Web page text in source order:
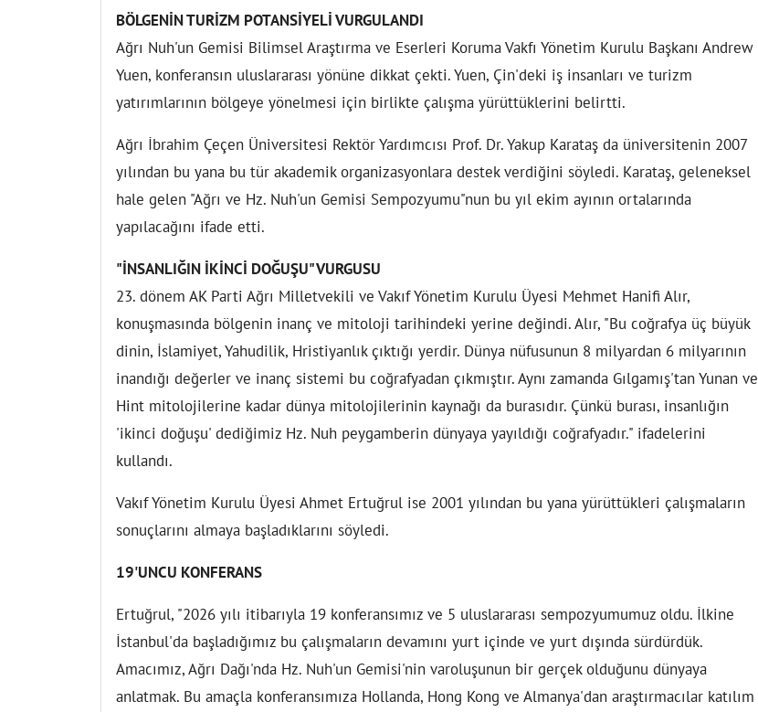
BÖLGENİN TURİZM POTANSİYELİ VURGULANDI
Ağrı Nuh'un Gemisi Bilimsel Araştırma ve Eserleri Koruma Vakfı Yönetim Kurulu Başkanı Andrew
Yuen, konferansın uluslararası yönüne dikkat çekti. Yuen, Çin'deki iş insanları ve turizm
yatırımlarının bölgeye yönelmesi için birlikte çalışma yürüttüklerini belirtti.
Ağrı İbrahim Çeçen Üniversitesi Rektör Yardımcısı Prof. Dr. Yakup Karataş da üniversitenin 2007
yılından bu yana bu tür akademik organizasyonlara destek verdiğini söyledi. Karataş, geleneksel
hale gelen "Ağrı ve Hz. Nuh'un Gemisi Sempozyumu"nun bu yıl ekim ayının ortalarında
yapılacağını ifade etti.
"İNSANLIĞIN İKİNCİ DOĞUŞU" VURGUSU
23. dönem AK Parti Ağrı Milletvekili ve Vakıf Yönetim Kurulu Üyesi Mehmet Hanifi Alır,
konuşmasında bölgenin inanç ve mitoloji tarihindeki yerine değindi. Alır, "Bu coğrafya üç büyük
dinin, İslamiyet, Yahudilik, Hristiyanlık çıktığı yerdir. Dünya nüfusunun 8 milyardan 6 milyarının
inandığı değerler ve inanç sistemi bu coğrafyadan çıkmıştır. Aynı zamanda Gılgamış'tan Yunan ve
Hint mitolojilerine kadar dünya mitolojilerinin kaynağı da burasıdır. Çünkü burası, insanlığın
'ikinci doğuşu' dediğimiz Hz. Nuh peygamberin dünyaya yayıldığı coğrafyadır." ifadelerini
kullandı.
Vakıf Yönetim Kurulu Üyesi Ahmet Ertuğrul ise 2001 yılından bu yana yürüttükleri çalışmaların
sonuçlarını almaya başladıklarını söyledi.
19'UNCU KONFERANS
Ertuğrul, "2026 yılı itibarıyla 19 konferansımız ve 5 uluslararası sempozyumumuz oldu. İlkine
İstanbul'da başladığımız bu çalışmaların devamını yurt içinde ve yurt dışında sürdürdük.
Amacımız, Ağrı Dağı'nda Hz. Nuh'un Gemisi'nin varoluşunun bir gerçek olduğunu dünyaya
anlatmak. Bu amaçla konferansımıza Hollanda, Hong Kong ve Almanya'dan araştırmacılar katılım